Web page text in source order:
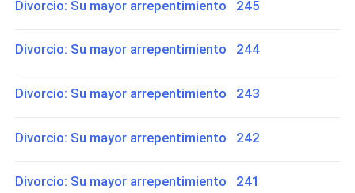
Divorcio: Su mayor arrepentimiento 245
Divorcio: Su mayor arrepentimiento 244
Divorcio: Su mayor arrepentimiento 243
Divorcio: Su mayor arrepentimiento 242
Divorcio: Su mayor arrepentimiento 241